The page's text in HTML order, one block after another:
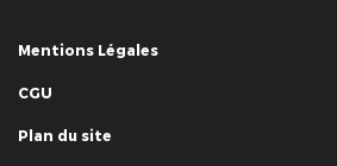
Mentions Légales
CGU
Plan du site